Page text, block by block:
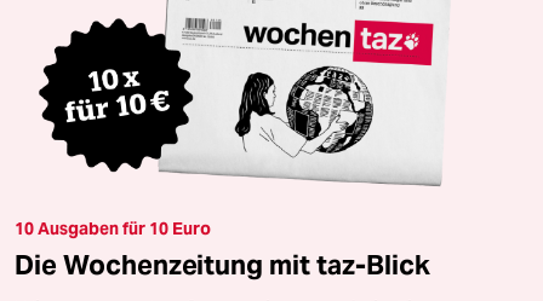
10 Ausgaben für 10 Euro
Die Wochenzeitung mit taz-Blick